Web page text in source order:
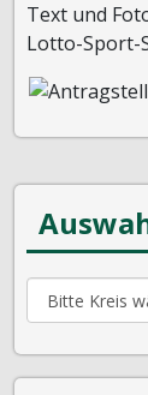
Text und
Lotto-Sport-